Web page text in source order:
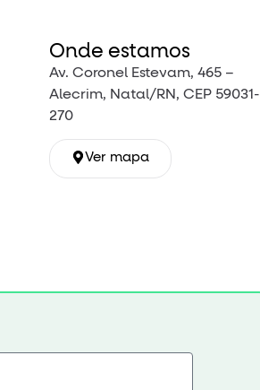
Onde estamos
Av. Coronel Estevam, 465 –
Alecrim, Natal/RN, CEP 59031-
270
Ver mapa